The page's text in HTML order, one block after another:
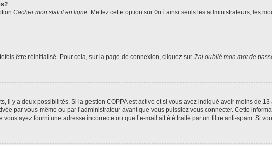
Cacher mon statut en ligne. Mettez cette option sur Oui ainsi seuls les administrateurs, les
être réinitialisé. Pour cela, sur la page de connexion, cliquez sur J’ai oublié mon mot de
il y a deux possibilités. Si la gestion COPPA est active et si vous avez indiqué avoir moins de
par vous-même ou par l’administrateur avant que vous puissiez vous connecter. Cette
ayez fourni une adresse incorrecte ou que l’e-mail ait été traité par un filtre anti-spam. Si